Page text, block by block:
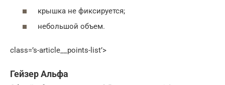
крышка не фиксируется;
небольшой объем.
class=’s-article__points-list’>
Гейзер Альфа